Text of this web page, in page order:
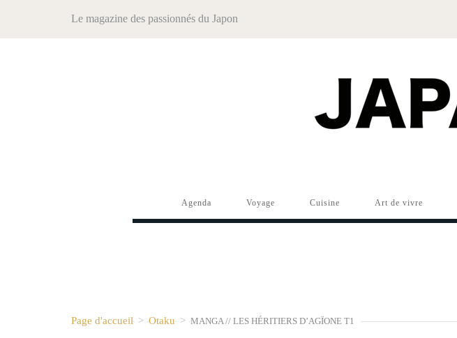
Le magazine des passionnés du Japon
Agenda Voyage Cuisine Art de vivre
Page d'accueil > Otaku > MANGA // LES HÉRITIERS D’AGÏONE T1